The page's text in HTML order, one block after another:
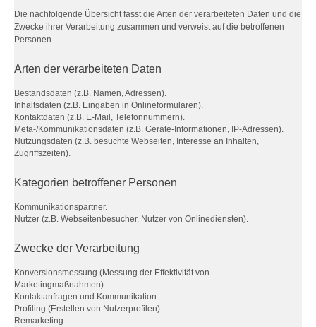
Die nachfolgende Übersicht fasst die Arten der verarbeiteten Daten und die
Zwecke ihrer Verarbeitung zusammen und verweist auf die betroffenen
Personen.
Arten der verarbeiteten Daten
Bestandsdaten (z.B. Namen, Adressen).
Inhaltsdaten (z.B. Eingaben in Onlineformularen).
Kontaktdaten (z.B. E-Mail, Telefonnummern).
Meta-/Kommunikationsdaten (z.B. Geräte-Informationen, IP-Adressen).
Nutzungsdaten (z.B. besuchte Webseiten, Interesse an Inhalten,
Zugriffszeiten).
Kategorien betroffener Personen
Kommunikationspartner.
Nutzer (z.B. Webseitenbesucher, Nutzer von Onlinediensten).
Zwecke der Verarbeitung
Konversionsmessung (Messung der Effektivität von
Marketingmaßnahmen).
Kontaktanfragen und Kommunikation.
Profiling (Erstellen von Nutzerprofilen).
Remarketing.